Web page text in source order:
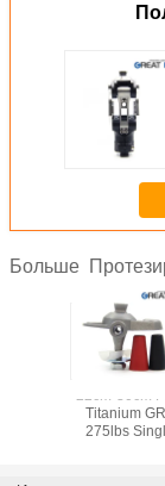
Больше
Titanium
275lbs